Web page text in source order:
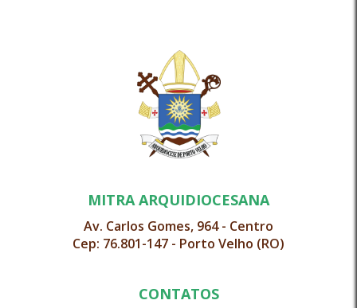
MITRA ARQUIDIOCESANA
Av. Carlos Gomes, 964 - Centro
Cep: 76.801-147 - Porto Velho (RO)
CONTATOS